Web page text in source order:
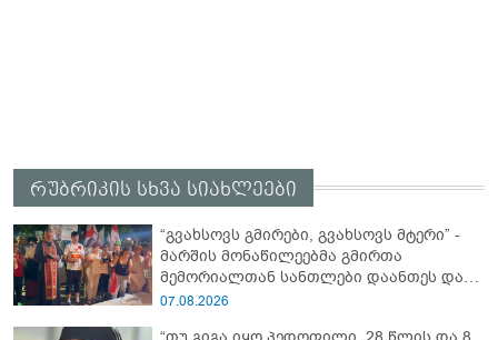
რუბრიკის სხვა სიახლეები
“გვახსოვს გმირები, გვახსოვს მტერი” -
მარშის მონაწილეებმა გმირთა
მემორიალთან სანთლები დაანთეს და
გმირების ხსოვნას პატივი მიაგეს
07.08.2026